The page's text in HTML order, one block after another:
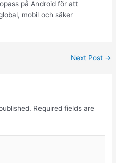
på Android för att
mobil och säker
Next Post →
Required fields are